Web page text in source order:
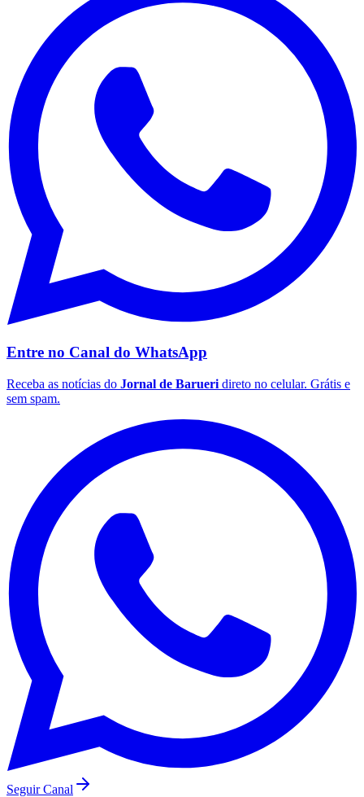
Santos
Flamengo
Entre no Canal do WhatsApp
Receba as notícias do Jornal de Barueri direto no celular. Grátis e
sem spam.
Seguir Canal